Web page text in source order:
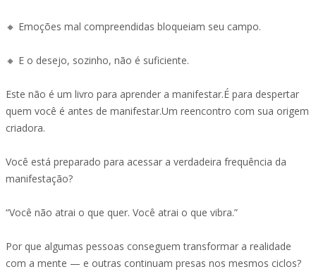
🔸 Emoções mal compreendidas bloqueiam seu campo.
🔸 E o desejo, sozinho, não é suficiente.
Este não é um livro para aprender a manifestar.É para despertar
quem você é antes de manifestar.Um reencontro com sua origem
criadora.
Você está preparado para acessar a verdadeira frequência da
manifestação?
“Você não atrai o que quer. Você atrai o que vibra.”
Por que algumas pessoas conseguem transformar a realidade
com a mente — e outras continuam presas nos mesmos ciclos?